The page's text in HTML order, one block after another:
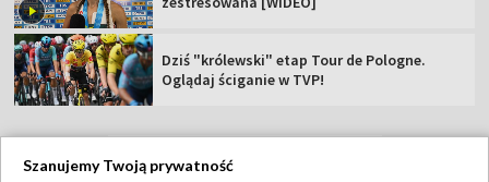
Dziś "królewski" etap Tour de Pologne.
Oglądaj ściganie w TVP!
Szanujemy Twoją prywatność